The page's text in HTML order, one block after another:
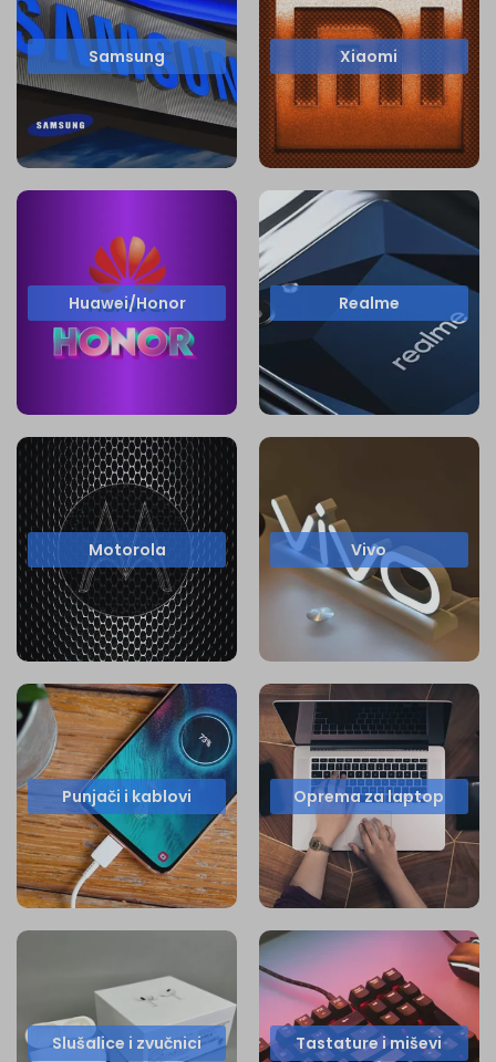
Samsung Xiaomi
Huawei/Honor Realme
Motorola Vivo
Punjači i kablovi Oprema za laptop
Slušalice i zvučnici Tastature i miševi